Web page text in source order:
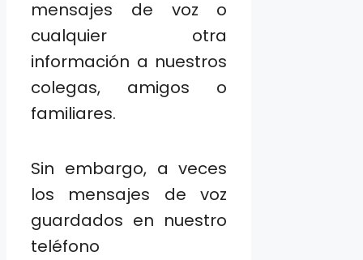
mensajes de voz o
cualquier otra
información a nuestros
colegas, amigos o
familiares.
Sin embargo, a veces
los mensajes de voz
guardados en nuestro
teléfono